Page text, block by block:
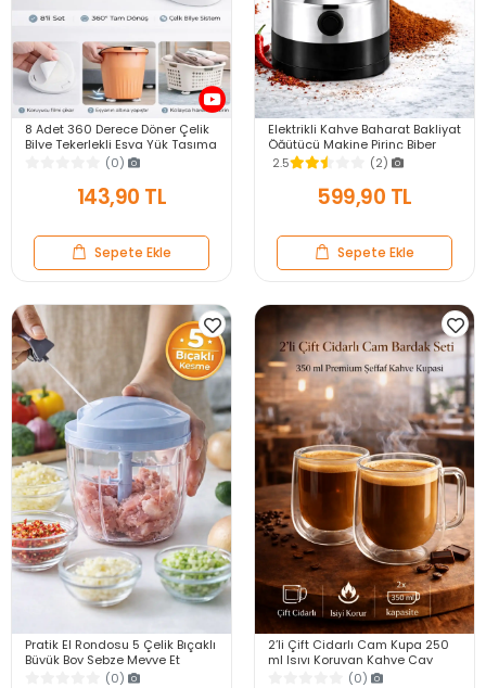
8 Adet 360 Derece Döner Çelik
Bilye Tekerlekli Eşya Yük Taşıma
Yapışkanlı Eşya Kaydırma
(0)
143,90 TL
Sepete Ekle
Elektrikli Kahve Baharat Bakliyat
Öğütücü Makine Pirinç Biber
Tahıl Öğütücü Değirmen Gıda
Öğütücü
2.5 (2)
599,90 TL
Sepete Ekle
Pratik El Rondosu 5 Çelik Bıçaklı
Büyük Boy Sebze Meyve Et
Soğan Doğrayıcı Blender Rende
(0)
2’li Çift Cidarlı Cam Kupa 250
ml Isıyı Koruyan Kahve Çay
Fincanı Kulplu Espresso Cam
(0)